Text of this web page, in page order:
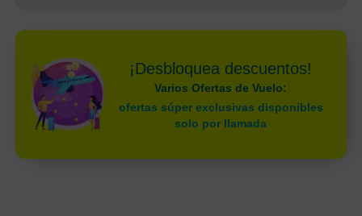
¡Desbloquea descuentos!
Varios Ofertas de Vuelo:
ofertas súper exclusivas disponibles
solo por llamada